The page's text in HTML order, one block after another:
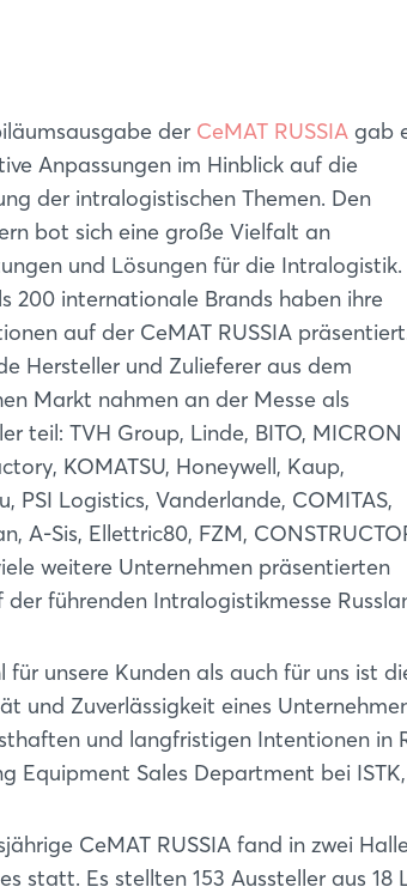
der CeMAT RUSSIA gab
Anpassungen im Hinblick auf die
der intralogistischen Themen. Den
bot sich eine große Vielfalt an
und Lösungen für die Intralogistik.
200 internationale Brands haben ihre
auf der CeMAT RUSSIA
Hersteller und Zulieferer aus dem
Markt nahmen an der Messe als
teil: TVH Group, Linde, BITO, MICRON
KOMATSU, Honeywell, Kaup,
PSI Logistics, Vanderlande, COMITAS,
A-Sis, Ellettric80, FZM,
weitere Unternehmen präsentierten
der führenden Intralogistikmesse
für unsere Kunden als auch für uns ist
und Zuverlässigkeit eines
und langfristigen Intentionen in
Equipment Sales Department bei
CeMAT RUSSIA fand in zwei
statt. Es stellten 153 Aussteller aus